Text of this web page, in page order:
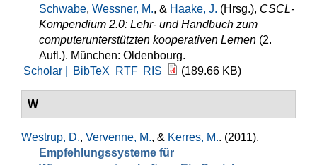
Schwabe, Wessner, M., & Haake, J. (Hrsg.), CSCL-
Kompendium 2.0: Lehr- und Handbuch zum
computerunterstützten kooperativen Lernen (2.
Aufl.). München: Oldenbourg.
Scholar |
BibTeX RTF RIS (189.66 KB)
W
Westrup, D., Vervenne, M., & Kerres, M.. (2011).
Empfehlungssysteme für